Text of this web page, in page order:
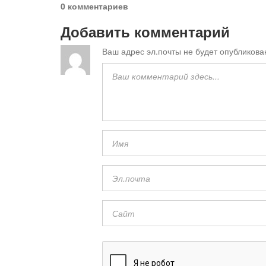
0 комментариев
Добавить комментарий
Ваш адрес эл.почты не будет